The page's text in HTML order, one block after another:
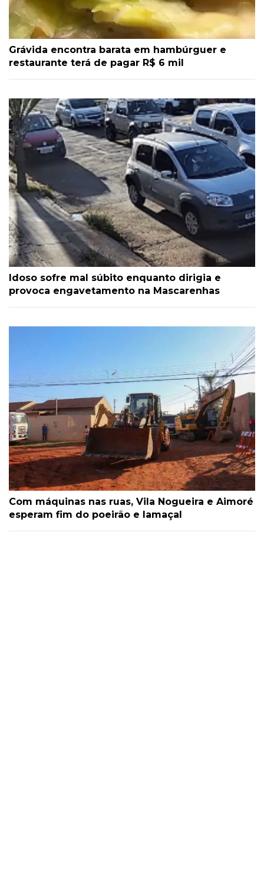
Grávida encontra barata em hambúrguer e
restaurante terá de pagar R$ 6 mil
Idoso sofre mal súbito enquanto dirigia e
provoca engavetamento na Mascarenhas
Com máquinas nas ruas, Vila Nogueira e Aimoré
esperam fim do poeirão e lamaçal